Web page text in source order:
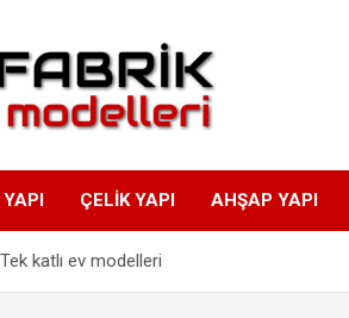
modelleri
fiyatları ,
YAPI ÇELIK YAPI AHŞAP YAPI
Tek katlı ev modelleri